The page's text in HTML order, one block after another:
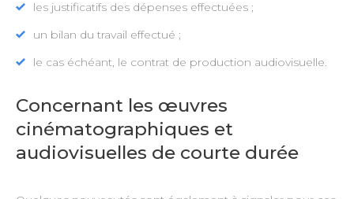
les justificatifs des dépenses effectuées ;
un bilan du travail effectué ;
le cas échéant, le contrat de production audiovisuelle.
Concernant les œuvres
cinématographiques et
audiovisuelles de courte durée